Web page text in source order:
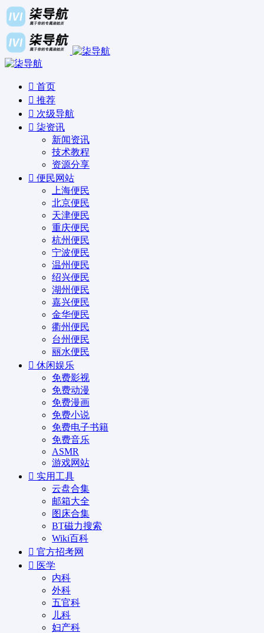
首页
推荐
次级导航
柒资讯
新闻资讯
技术教程
资源分享
便民网站
上海便民
北京便民
天津便民
重庆便民
杭州便民
宁波便民
温州便民
绍兴便民
湖州便民
嘉兴便民
金华便民
衢州便民
台州便民
丽水便民
休闲娱乐
免费影视
免费动漫
免费漫画
免费小说
免费电子书籍
免费音乐
ASMR
游戏网站
实用工具
云盘合集
邮箱大全
图床合集
BT磁力搜索
Wiki百科
官方招考网
医学
内科
外科
五官科
儿科
妇产科